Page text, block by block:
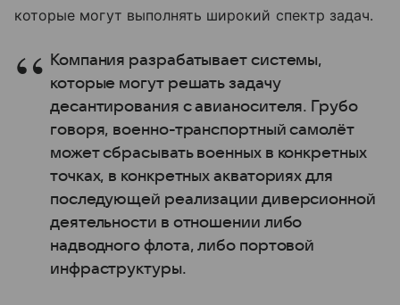
которые могут выполнять широкий спектр задач.
Компания разрабатывает системы,
которые могут решать задачу
десантирования с авианосителя. Грубо
говоря, военно-транспортный самолёт
может сбрасывать военных в конкретных
точках, в конкретных акваториях для
последующей реализации диверсионной
деятельности в отношении либо
надводного флота, либо портовой
инфраструктуры.